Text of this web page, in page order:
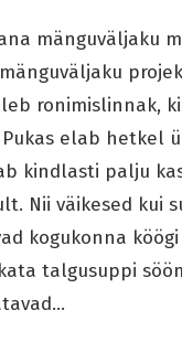
mänguväljaku
ronimislinnak,
elab hetkel
kindlasti palju
Nii väikesed kui
kogukonna
talgusuppi